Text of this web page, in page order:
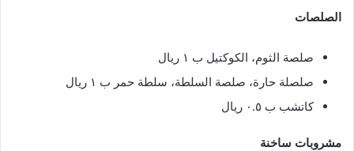
الصلصات
صلصة الثوم، الكوكتيل ب ١ ريال
صلصلة حارة، صلصة السلطة، سلطة حمر ب ١ ريال
كاتشب ب ٠.٥ ريال
مشروبات ساخنة